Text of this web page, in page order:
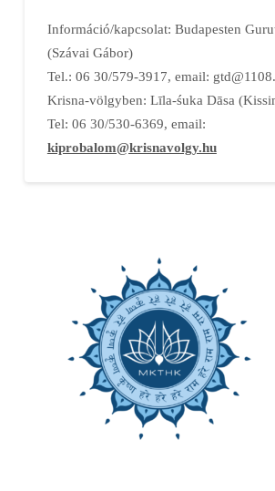
Információ/kapcsolat: Budapesten
(Szávai Gábor)
Tel.: 06 30/579-3917, email:
Krisna-völgyben: Līla-śuka Dāsa
Tel: 06 30/530-6369, email:
kiprobalom@krisnavolgy.hu